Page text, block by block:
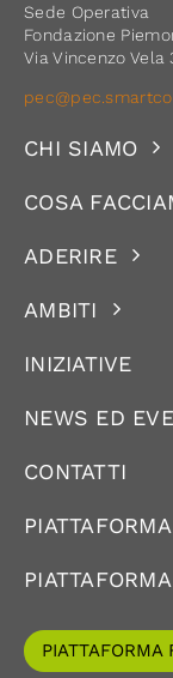
Sede Operativa
Fondazione
Via Vincenzo Vela
CHI SIAMO
COSA
ADERIRE
AMBITI
INIZIATIVE
NEWS ED
CONTATTI
PIATTAFORMA